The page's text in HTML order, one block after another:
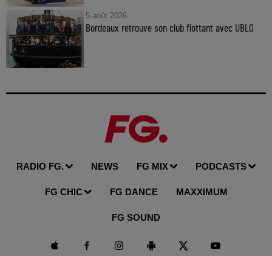
5 août 2026
Bordeaux retrouve son club flottant avec UBLO
RADIO FG. NEWS FG MIX PODCASTS
FG CHIC FG DANCE MAXXIMUM
FG SOUND